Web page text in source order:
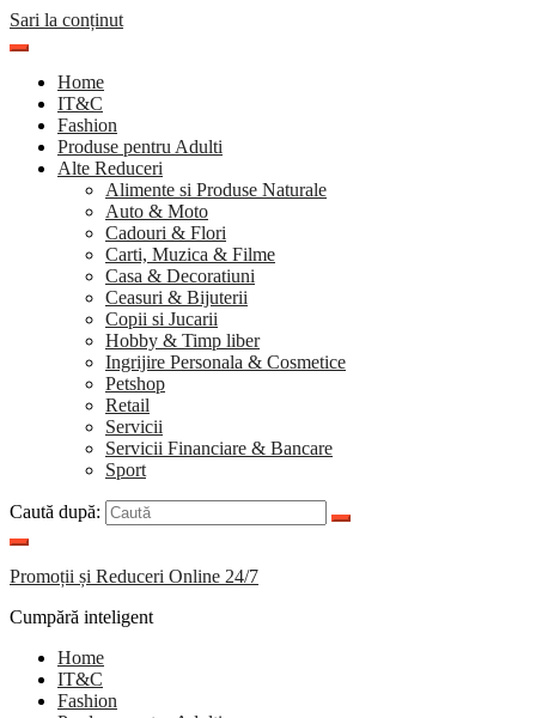
Sari la conținut
Home
IT&C
Fashion
Produse pentru Adulti
Alte Reduceri
Alimente si Produse Naturale
Auto & Moto
Cadouri & Flori
Carti, Muzica & Filme
Casa & Decoratiuni
Ceasuri & Bijuterii
Copii si Jucarii
Hobby & Timp liber
Ingrijire Personala & Cosmetice
Petshop
Retail
Servicii
Servicii Financiare & Bancare
Sport
Caută după:
Promoții și Reduceri Online 24/7
Cumpără inteligent
Home
IT&C
Fashion